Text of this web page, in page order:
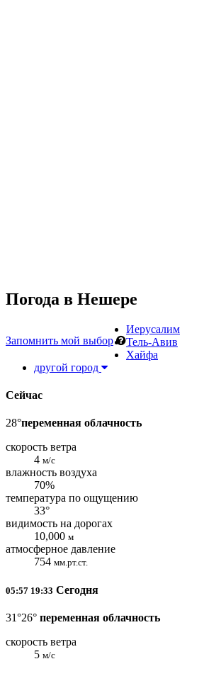
Погода в Нешере
Запомнить мой выбор
Иерусалим
Тель-Авив
Хайфа
другой город
Сейчас
28°переменная облачность
скорость ветра
4 м/с
влажность воздуха
70%
температура по ощущению
33°
видимость на дорогах
10,000 м
атмосферное давление
754 мм.рт.ст.
05:57 19:33 Сегодня
31°26° переменная облачность
скорость ветра
5 м/с